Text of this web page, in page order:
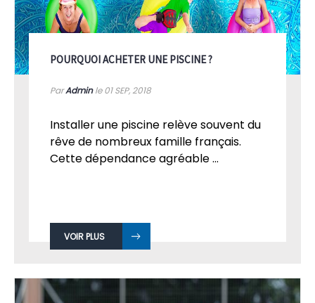
POURQUOI ACHETER UNE PISCINE ?
ParAdminle 01SEP, 2018
Installer une piscine relève souvent du
rêve de nombreux famille français.
Cette dépendance agréable ...
VOIR PLUS